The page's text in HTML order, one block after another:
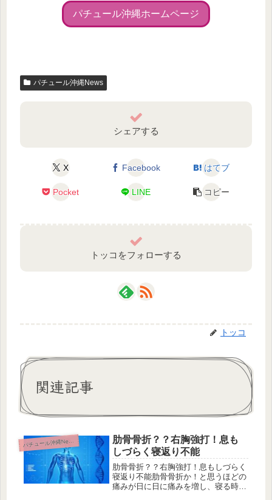
パチュール沖縄ホームページ
パチュール沖縄News
シェアする
X Facebook はてブ
Pocket LINE コピー
トッコをフォローする
トッコ
関連記事
パ
チュール沖縄News
肋骨骨折？？右胸強打！息も
しづらく寝返り不能
肋骨骨折？？右胸強打！息もしづらく
寝返り不能肋骨骨折か！と思うほどの
痛みが日に日に痛みを増し、寝る時は